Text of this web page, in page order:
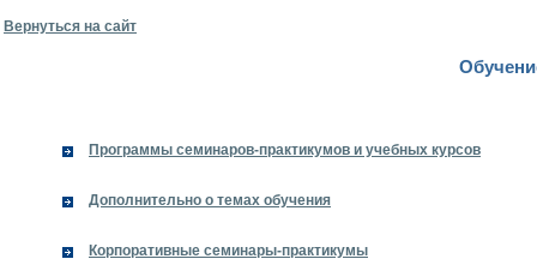
Вернуться на сайт
Программы семинаров-практикумов и учебных курсов
Дополнительно о темах обучения
Корпоративные семинары-практикумы